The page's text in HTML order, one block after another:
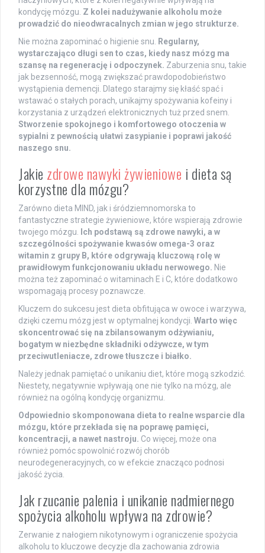
kondycję mózgu. Z kolei nadużywanie alkoholu może
prowadzić do nieodwracalnych zmian w jego strukturze.
Nie można zapominać o higienie snu. Regularny,
wystarczająco długi sen to czas, kiedy nasz mózg ma
szansę na regenerację i odpoczynek. Zaburzenia snu, takie
jak bezsenność, mogą zwiększać prawdopodobieństwo
wystąpienia demencji. Dlatego starajmy się kłaść spać i
wstawać o stałych porach, unikajmy spożywania kofeiny i
korzystania z urządzeń elektronicznych tuż przed snem.
Stworzenie spokojnego i komfortowego otoczenia w
sypialni z pewnością ułatwi zasypianie i poprawi jakość
naszego snu.
Jakie zdrowe nawyki żywieniowe i dieta są
korzystne dla mózgu?
Zarówno dieta MIND, jak i śródziemnomorska to
fantastyczne strategie żywieniowe, które wspierają zdrowie
twojego mózgu. Ich podstawą są zdrowe nawyki, a w
szczególności spożywanie kwasów omega-3 oraz
witamin z grupy B, które odgrywają kluczową rolę w
prawidłowym funkcjonowaniu układu nerwowego. Nie
można też zapominać o witaminach E i C, które dodatkowo
wspomagają procesy poznawcze.
Kluczem do sukcesu jest dieta obfitująca w owoce i warzywa,
dzięki czemu mózg jest w optymalnej kondycji. Warto więc
skoncentrować się na zbilansowanym odżywianiu,
bogatym w niezbędne składniki odżywcze, w tym
przeciwutleniacze, zdrowe tłuszcze i białko.
Należy jednak pamiętać o unikaniu diet, które mogą szkodzić.
Niestety, negatywnie wpływają one nie tylko na mózg, ale
również na ogólną kondycję organizmu.
Odpowiednio skomponowana dieta to realne wsparcie dla
mózgu, które przekłada się na poprawę pamięci,
koncentracji, a nawet nastroju. Co więcej, może ona
również pomóc spowolnić rozwój chorób
neurodegeneracyjnych, co w efekcie znacząco podnosi
jakość życia.
Jak rzucanie palenia i unikanie nadmiernego
spożycia alkoholu wpływa na zdrowie?
Zerwanie z nałogiem nikotynowym i ograniczenie spożycia
alkoholu to kluczowe decyzje dla zachowania zdrowia